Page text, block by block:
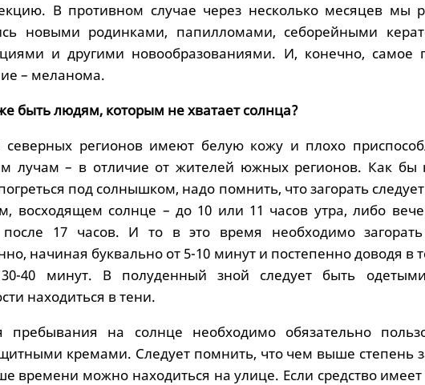
В противном случае через несколько месяцев мы
новыми родинками, папилломами, себорейными
и другими новообразованиями. И, конечно, самое
– меланома.
быть людям, которым не хватает солнца?
регионов имеют белую кожу и плохо
лучам – в отличие от жителей южных регионов. Как бы
под солнышком, надо помнить, что загорать
восходящем солнце – до 10 или 11 часов утра, либо
после 17 часов. И то в это время необходимо
начиная буквально от 5-10 минут и постепенно доводя в
40 минут. В полуденный зной следует быть
находиться в тени.
пребывания на солнце необходимо обязательно
кремами. Следует помнить, что чем выше степень
времени можно находиться на улице. Если средство имеет